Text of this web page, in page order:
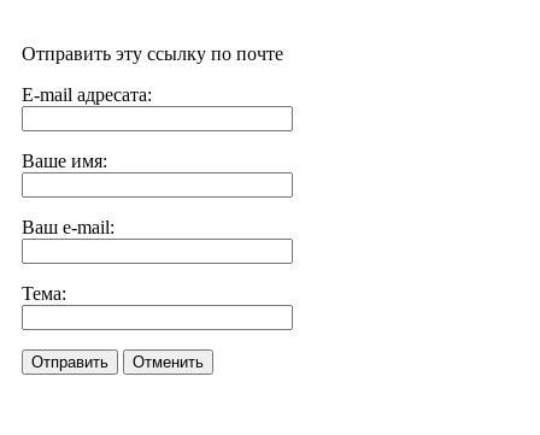
Отправить эту ссылку по почте
E-mail адресата:
Ваше имя:
Ваш e-mail:
Тема:
Отправить Отменить